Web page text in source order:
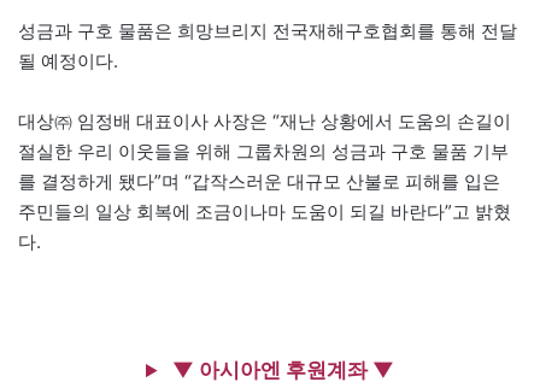
성금과 구호 물품은 희망브리지 전국재해구호협회를 통해 전달
될 예정이다.
대상㈜ 임정배 대표이사 사장은 “재난 상황에서 도움의 손길이
절실한 우리 이웃들을 위해 그룹차원의 성금과 구호 물품 기부
를 결정하게 됐다”며 “갑작스러운 대규모 산불로 피해를 입은
주민들의 일상 회복에 조금이나마 도움이 되길 바란다”고 밝혔
다.
▼ 아시아엔 후원계좌 ▼